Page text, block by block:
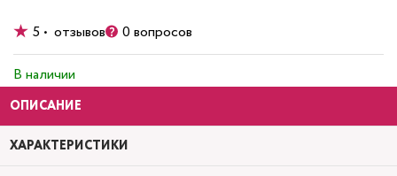
5 • отзывов 0 вопросов
В наличии
ОПИСАНИЕ
ХАРАКТЕРИСТИКИ